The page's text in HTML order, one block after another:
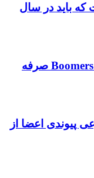
که باید در سال
چرا Millennials ها باید دو برابر Boomers صرفه
پیوندی اعضا از